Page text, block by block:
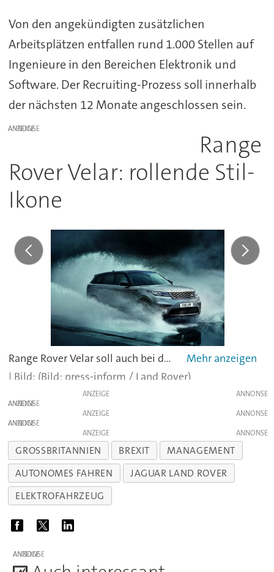
Von den angekündigten zusätzlichen
Arbeitsplätzen entfallen rund 1.000 Stellen auf
Ingenieure in den Bereichen Elektronik und
Software. Der Recruiting-Prozess soll innerhalb
der nächsten 12 Monate angeschlossen sein.
ANZEIGE
Range
Rover Velar: rollende Stil-
Ikone
Range Rover Velar soll auch bei der Geländegängigkeit seinem Markennamen alle Ehre machen.
(Bild: press-inform / Land Rover)
ANZEIGE
ANZEIGE
ANZEIGE
ANZEIGE
ANZEIGE
GROSSBRITANNIEN BREXIT
MANAGEMENT
AUTONOMES FAHREN
JAGUAR LAND ROVER
ELEKTROFAHRZEUG
ANZEIGE